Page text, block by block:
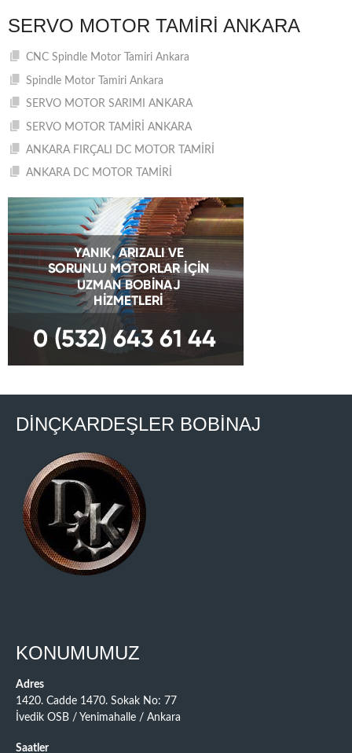
SERVO MOTOR TAMIRI ANKARA
CNC Spindle Motor Tamiri Ankara
Spindle Motor Tamiri Ankara
SERVO MOTOR SARIMI ANKARA
SERVO MOTOR TAMİRİ ANKARA
ANKARA FIRÇALI DC MOTOR TAMİRİ
ANKARA DC MOTOR TAMİRİ
DİNÇKARDEŞLER BOBİNAJ
KONUMUMUZ
Adres
1420. Cadde 1470. Sokak No: 77
İvedik OSB / Yenimahalle / Ankara
Saatler